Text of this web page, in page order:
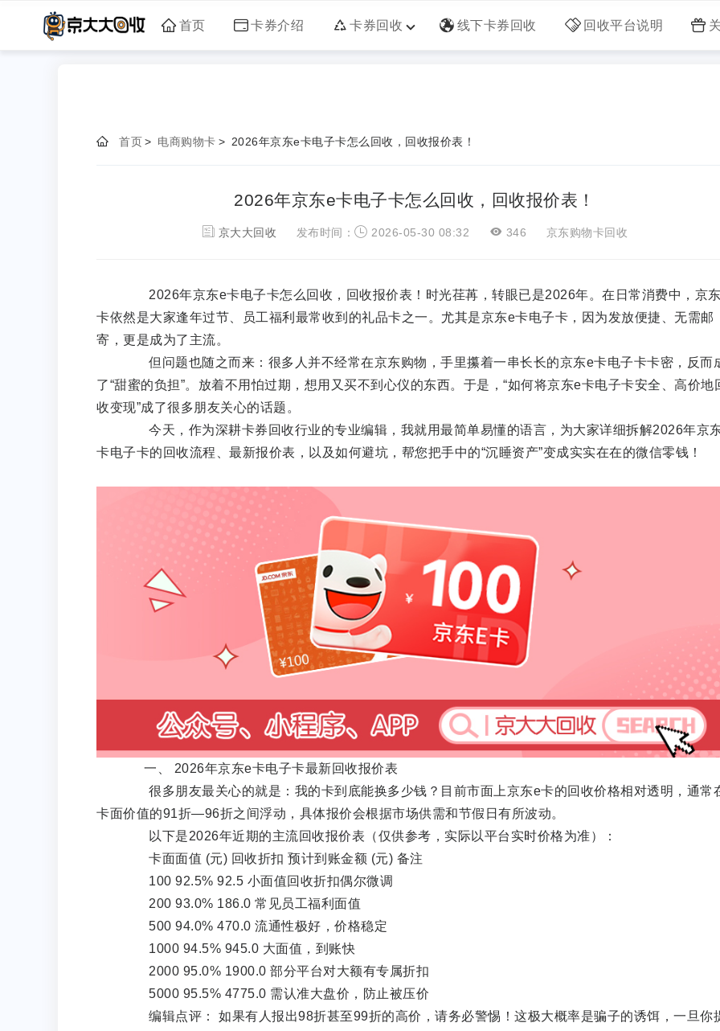
首页 卡券介绍 卡券回收 线下卡券回收 回收平台说明
首页> 电商购物卡 > 2026年京东e卡电子卡怎么回收，回收报价表！
2026年京东e卡电子卡怎么回收，回收报价表！
京大大回收 发布时间： 2026-05-30 08:32 346 京东购物卡回收
2026年京东e卡电子卡怎么回收，回收报价表！时光荏苒，转眼已是2026年。在日常消费中，京
卡依然是大家逢年过节、员工福利最常收到的礼品卡之一。尤其是京东e卡电子卡，因为发放便捷、无需邮
寄，更是成为了主流。
但问题也随之而来：很多人并不经常在京东购物，手里攥着一串长长的京东e卡电子卡卡密，反而
了“甜蜜的负担”。放着不用怕过期，想用又买不到心仪的东西。于是，“如何将京东e卡电子卡安全、高价地
收变现”成了很多朋友关心的话题。
今天，作为深耕卡券回收行业的专业编辑，我就用最简单易懂的语言，为大家详细拆解2026年京
卡电子卡的回收流程、最新报价表，以及如何避坑，帮您把手中的“沉睡资产”变成实实在在的微信零钱！
一、 2026年京东e卡电子卡最新回收报价表
很多朋友最关心的就是：我的卡到底能换多少钱？目前市面上京东e卡的回收价格相对透明，通常
卡面价值的91折—96折之间浮动，具体报价会根据市场供需和节假日有所波动。
以下是2026年近期的主流回收报价表（仅供参考，实际以平台实时价格为准）：
卡面面值 (元) 回收折扣 预计到账金额 (元) 备注
100 92.5% 92.5 小面值回收折扣偶尔微调
200 93.0% 186.0 常见员工福利面值
500 94.0% 470.0 流通性极好，价格稳定
1000 94.5% 945.0 大面值，到账快
2000 95.0% 1900.0 部分平台对大额有专属折扣
5000 95.5% 4775.0 需认准大盘价，防止被压价
编辑点评： 如果有人报出98折甚至99折的高价，请务必警惕！这极大概率是骗子的诱饵，一旦你